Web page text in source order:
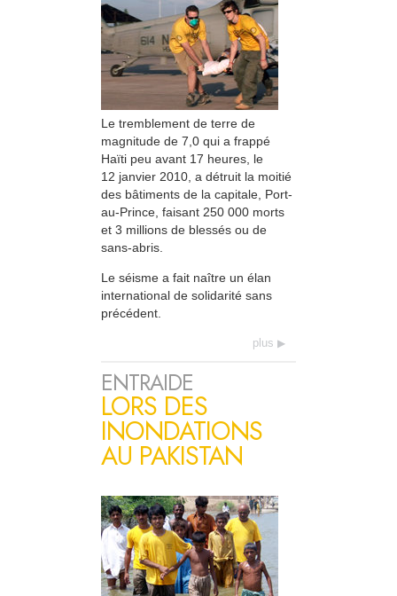
Le tremblement de terre de
magnitude de 7,0 qui a frappé
Haïti peu avant 17 heures, le
12 janvier 2010, a détruit la moitié
des bâtiments de la capitale, Port-
au-Prince, faisant 250 000 morts
et 3 millions de blessés ou de
sans-abris.
Le séisme a fait naître un élan
international de solidarité sans
précédent.
plus
ENTRAIDE
LORS DES
INONDATIONS
AU PAKISTAN